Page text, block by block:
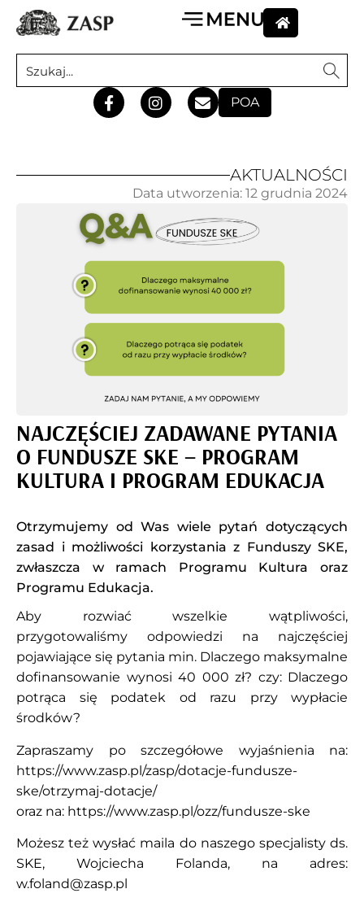
POA
AKTUALNOŚCI
NAJCZĘŚCIEJ ZADAWANE PYTANIA
O FUNDUSZE SKE – PROGRAM
KULTURA I PROGRAM EDUKACJA
Otrzymujemy od Was wiele pytań dotyczących
zasad i możliwości korzystania z Funduszy SKE,
zwłaszcza w ramach Programu Kultura oraz
Programu Edukacja.
Aby rozwiać wszelkie wątpliwości,
przygotowaliśmy odpowiedzi na najczęściej
pojawiające się pytania min. Dlaczego maksymalne
dofinansowanie wynosi 40 000 zł? czy: Dlaczego
potrąca się podatek od razu przy wypłacie
środków?
Zapraszamy po szczegółowe wyjaśnienia na:
https://www.zasp.pl/zasp/dotacje-fundusze-
ske/otrzymaj-dotacje/
oraz na: https://www.zasp.pl/ozz/fundusze-ske
Możesz też wysłać maila do naszego specjalisty ds.
SKE, Wojciecha Folanda, na adres:
w.foland@zasp.pl
Data utworzenia: 12 grudnia 2024